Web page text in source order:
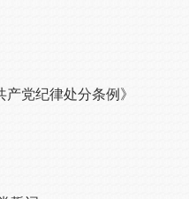
党纪律处分条例》